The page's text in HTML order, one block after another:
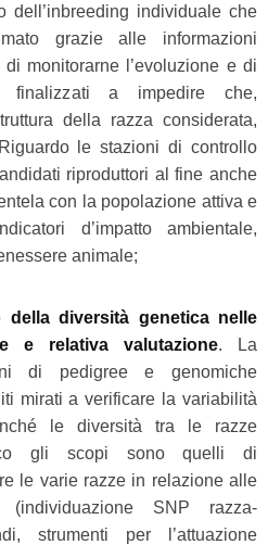
individuale che
grazie alle informazioni
monitorarne l’evoluzione e di
finalizzati a impedire che,
della razza considerata,
le stazioni di controllo
riproduttori al fine anche
con la popolazione attiva e
d’impatto ambientale,
animale;
della diversità genetica nelle
e relativa valutazione. La
di pedigree e genomiche
mirati a verificare la variabilità
le diversità tra le razze
gli scopi sono quelli di
le varie razze in relazione alle
(individuazione SNP razza-
strumenti per l’attuazione